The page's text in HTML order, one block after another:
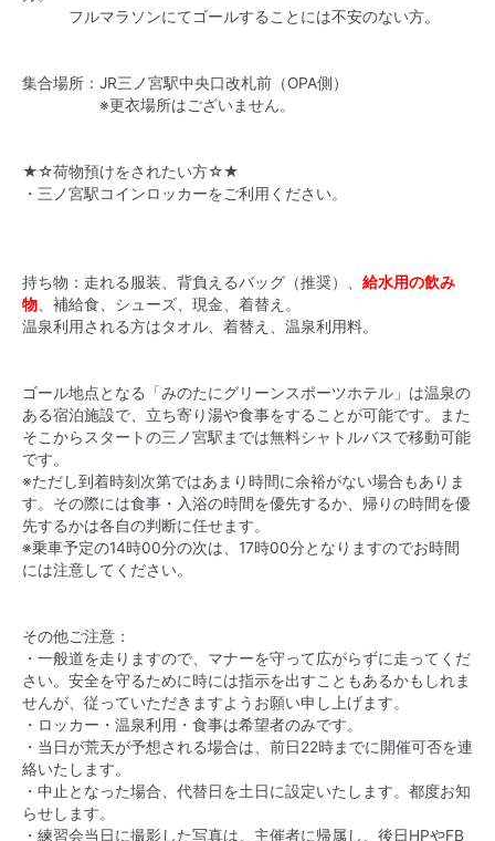
フルマラソンにてゴールすることには不安のない方。
集合場所：JR三ノ宮駅中央口改札前（OPA側）
※更衣場所はございません。
★☆荷物預けをされたい方☆★
・三ノ宮駅コインロッカーをご利用ください。
持ち物：走れる服装、背負えるバッグ（推奨）、 給水用の飲み
物 、補給食、シューズ、現金、着替え。
温泉利用される方はタオル、着替え、温泉利用料。
ゴール地点となる「みのたにグリーンスポーツホテル 」は温泉の
ある宿泊施設で、立ち寄り湯や食事をすることが可能です。また
そこからスタートの三ノ宮駅までは無料シャトルバスで移動可能
です。
※ただし到着時刻次第ではあまり時間に余裕がない場合もありま
す。その際には食事・入浴の時間を優先するか、帰りの時間を優
先するかは各自の判断に任せます。
※乗車予定の14時00分の次は、17時00分となりますのでお時間
には注意してください。
その他ご注意：
・一般道を走りますので、マナーを守って広がらずに走ってくだ
さい。安全を守るために時には指示を出すこともあるかもしれま
せんが、従っていただきますようお願い申し上げます。
・ロッカー・温泉利用・食事は希望者のみです。
・当日が荒天が予想される場合は、前日22時までに開催可否を連
絡いたします。
・中止となった場合、代替日を土日に設定いたします。都度お知
らせします。
・練習会当日に撮影した写真は、主催者に帰属し、後日HPやFB